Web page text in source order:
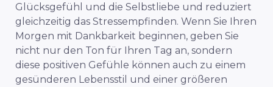
Glücksgefühl und die Selbstliebe und reduziert
gleichzeitig das Stressempfinden. Wenn Sie Ihren
Morgen mit Dankbarkeit beginnen, geben Sie
nicht nur den Ton für Ihren Tag an, sondern
diese positiven Gefühle können auch zu einem
gesünderen Lebensstil und einer größeren